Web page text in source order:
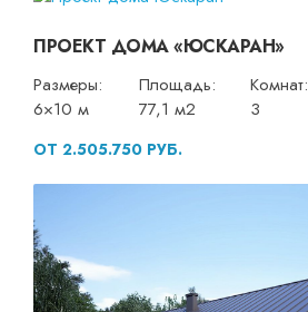
ПРОЕКТ ДОМА «ЮСКАРАН»
Размеры:
6×10 м
Площадь:
77,1 м2
Комнат:
3
ОТ 2.505.750 РУБ.